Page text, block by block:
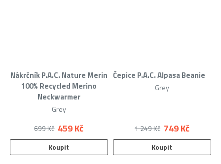
Nákrčník P.A.C. Nature Merin
100% Recycled Merino
Neckwarmer
Grey
459 Kč
699 Kč
Koupit
Čepice P.A.C. Alpasa Beanie
Grey
749 Kč
1 249 Kč
Koupit